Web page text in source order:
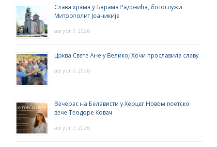
Слава храма у Барама Радовића, богослужи
Митрополит Јоаникије
август 7, 2026
Црква Свете Ане у Великој Хочи прославила славу
август 7, 2026
Вечерас на Белависти у Херцег Новом поетско
вече Теодоре Ковач
август 7, 2026